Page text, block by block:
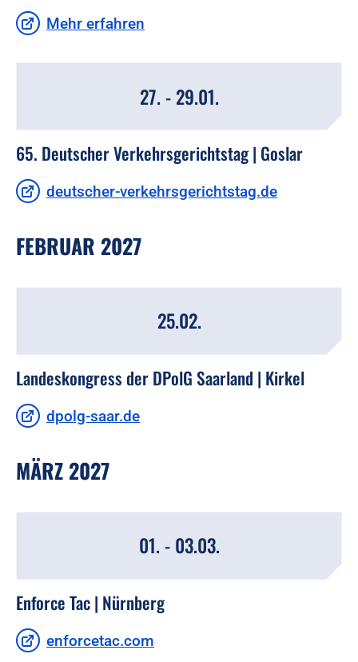
Mehr erfahren
27. - 29.01.
65. Deutscher Verkehrsgerichtstag | Goslar
deutscher-verkehrsgerichtstag.de
FEBRUAR 2027
25.02.
Landeskongress der DPolG Saarland | Kirkel
dpolg-saar.de
MÄRZ 2027
01. - 03.03.
Enforce Tac | Nürnberg
enforcetac.com